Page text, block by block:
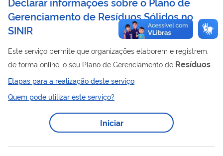
Gerenciamento de Resíduos Sólidos no
SINIR
Este serviço permite que organizações elaborem e registrem,
de forma online, o seu Plano de Gerenciamento de Resíduos
Sólidos(PGRS) no Sistema Nacional de Informações sobre a
Gestão dos
Resíduos Sólidos(SINIR) No PGRS consta como
até a destinação final. O serviço é gratuito, realizado de forma
digital e cumpre o que determina a Política Nacional de
Etapas para a realização deste serviço
Quem pode utilizar este serviço?
Iniciar